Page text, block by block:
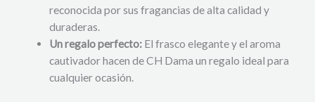
reconocida por sus fragancias de alta calidad y
duraderas.
Un regalo perfecto: El frasco elegante y el aroma
cautivador hacen de CH Dama un regalo ideal para
cualquier ocasión.